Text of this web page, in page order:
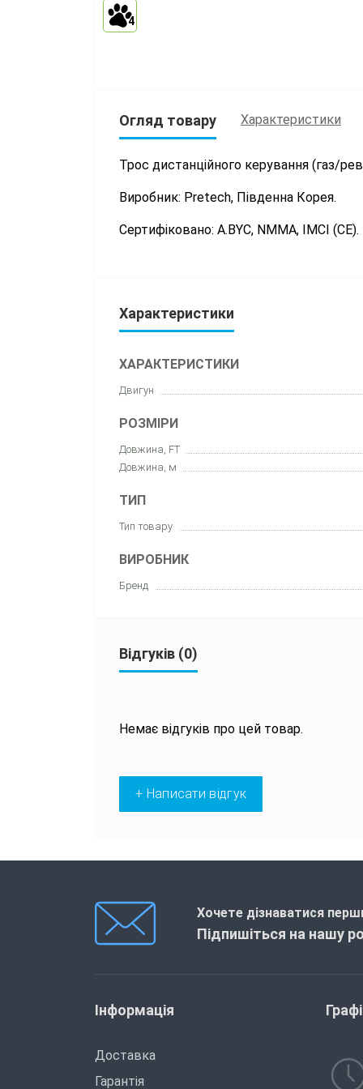
4
Огляд товару Характеристики
Трос дистанційного керування (газ/
Виробник: Pretech, Південна Корея.
Сертифіковано: А.BYC, NMMA, IMCI (CE).
Характеристики
ХАРАКТЕРИСТИКИ
Двигун
РОЗМІРИ
Довжина, FT
Довжина, м
ТИП
Тип товару
ВИРОБНИК
Бренд
Відгуків (0)
Немає відгуків про цей товар.
+ Написати відгук
Хочете дізнаватися
Підпишіться на нашу
Інформація
Доставка
Гарантія